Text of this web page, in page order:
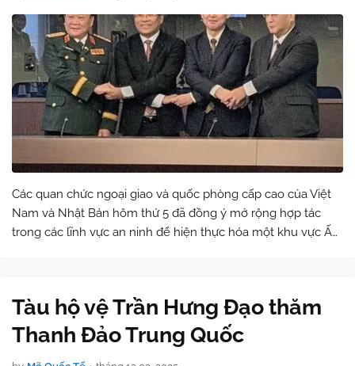
Các quan chức ngoại giao và quốc phòng cấp cao của Việt
Nam và Nhật Bản hôm thứ 5 đã đồng ý mở rộng hợp tác
trong các lĩnh vực an ninh để hiện thực hóa một khu vực Ấn
Tàu hộ vệ Trần Hưng Đạo thăm
Thanh Đảo Trung Quốc